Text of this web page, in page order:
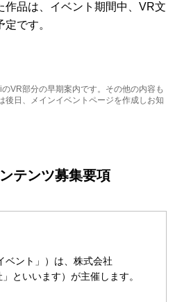
作品は、イベント期間中、VR文
です。
VR部分の早期案内です。その他の内容も
後日、メインイベントページを作成しお知
テンツ募集要項
ベント」）は、株式会社
といいます）が主催します。